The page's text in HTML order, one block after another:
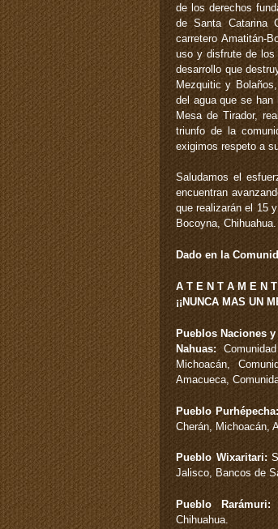
de los derechos
de Santa Catarina
carretero Amatitán-
uso y disfrute de los
desarrollo que
Mezquitic y
del agua que se han
Mesa de Tirador,
triunfo de la
exigimos respeto a
Saludamos el
encuentran
que realizarán el 15
Bocoyna, Chihuahua.
Dado en la
A T E N T A M E N
¡¡NUNCA MAS UN
Pueblos Naciones
Nahuas:
Michoacán,
Amacueca,
Pueblo Purhépecha:
Cherán, Michoacán,
Pueblo Wixaritari:
Jalisco, Bancos de
Pueblo Rarámuri:
Chihuahua.